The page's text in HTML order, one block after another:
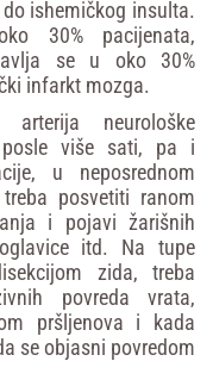
do ishemičkog insulta.
30%
pacijenata,
se u oko
30%
infarkt mozga.
arterija
neurološke
posle više sati, pa
i
u
neposrednom
treba posvetiti ranom
i pojavi žarišnih
itd. Na tupe
zida,
treba
povreda
vrata,
pršljenova i
kada
se objasni povredom